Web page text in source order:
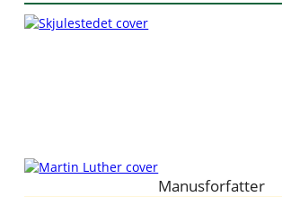
Manusforfatter